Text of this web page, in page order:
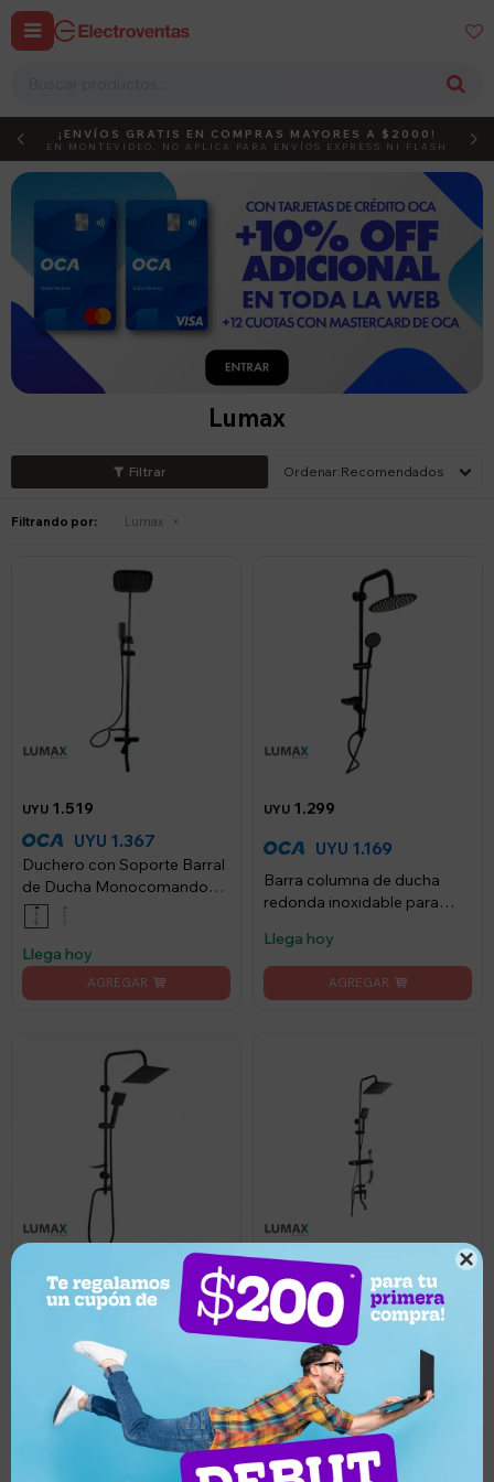

 
DEBUT ACTIVÁ EL CÓDIGO
¡ENVÍOS GRATIS EN COMPRAS MAYORES A $2000!
EN MONTEVIDEO, NO APLICA PARA ENVÍOS EXPRESS NI FLASH
Lumax
Recomendados
Filtrando por: Lumax
UYU 1.519
UYU 1.367
Duchero con Soporte Barral
de Ducha Monocomando
Baño - Negro Mate
Llega hoy
UYU 1.299
UYU 1.169
Barra columna de ducha
redonda inoxidable para
modernas
Llega hoy
UYU 1.299
Barral Columna De Ducha
Acero Inoxidable Ajustable
Llega hoy
UYU 2.999
UYU 2.699
Columna de Ducha Lumax
Acero Inox Cuadrada
Llega hoy